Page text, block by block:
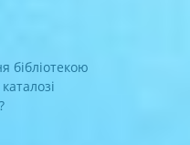
бібліотекою